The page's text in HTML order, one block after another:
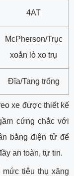
4AT
McPherson/Trục
xoắn lò xo trụ
Đĩa/Tang trống
xe được thiết kế
cứng chắc với
bằng điện tử để
an toàn, tự tin.
tiêu thụ xăng